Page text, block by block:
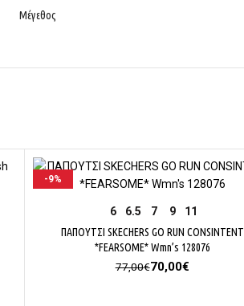
Μέγεθος
-9%
ΕΠΙΛΟΓΉ
6 6.5 7 9
11
ΠΑΠΟΥΤΣΙ SKECHERS GO RUN CONSINTENT
*FEARSOME* Wmn’s 128076
77,00€Original
70,00€Η